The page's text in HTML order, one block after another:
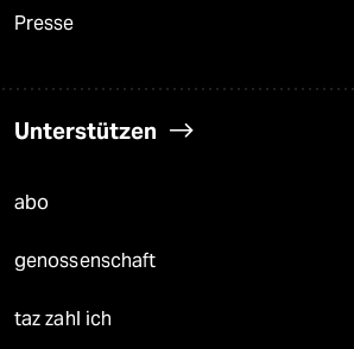
Presse
Unterstützen
abo
genossenschaft
taz zahl ich